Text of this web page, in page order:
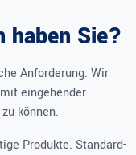
haben Sie?
Anforderung. Wir
eingehender
können.
Produkte. Standard-